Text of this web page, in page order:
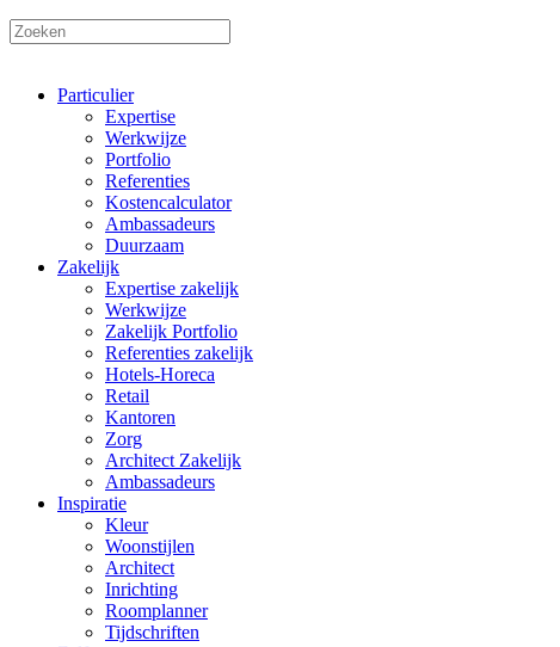
Particulier
Expertise
Werkwijze
Portfolio
Referenties
Kostencalculator
Ambassadeurs
Duurzaam
Zakelijk
Expertise zakelijk
Werkwijze
Zakelijk Portfolio
Referenties zakelijk
Hotels-Horeca
Retail
Kantoren
Zorg
Architect Zakelijk
Ambassadeurs
Inspiratie
Kleur
Woonstijlen
Architect
Inrichting
Roomplanner
Tijdschriften